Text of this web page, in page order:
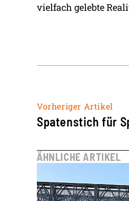
vielfach gelebte
Vorheriger Artikel
Spatenstich für
ÄHNLICHE ARTIKEL